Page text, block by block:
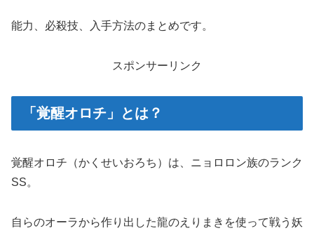
能力、必殺技、入手方法のまとめです。
スポンサーリンク
「覚醒オロチ」とは？
覚醒オロチ（かくせいおろち）は、ニョロロン族のランク
SS。
自らのオーラから作り出した龍のえりまきを使って戦う妖